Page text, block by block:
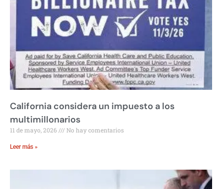
California considera un impuesto a los
multimillonarios
11 de mayo, 2026 No hay comentarios
Leer más »